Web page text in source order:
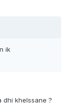
ik
dhi khelssane ?